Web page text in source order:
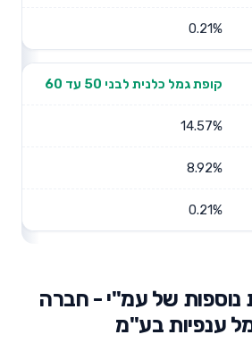
0.21%
קופת גמל כלנית לבני 50 עד 60
14.57%
8.92%
0.21%
נוספות של עמ"י - חברה
ענפיות בע"מ